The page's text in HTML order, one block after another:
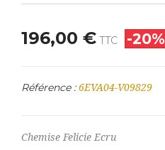
196,00 € TTC -20%
Référence : 6EVA04-V09829
Chemise Felicie Ecru